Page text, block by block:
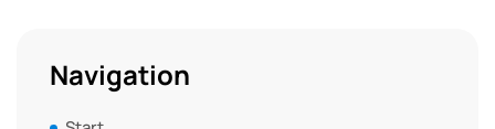
Navigation